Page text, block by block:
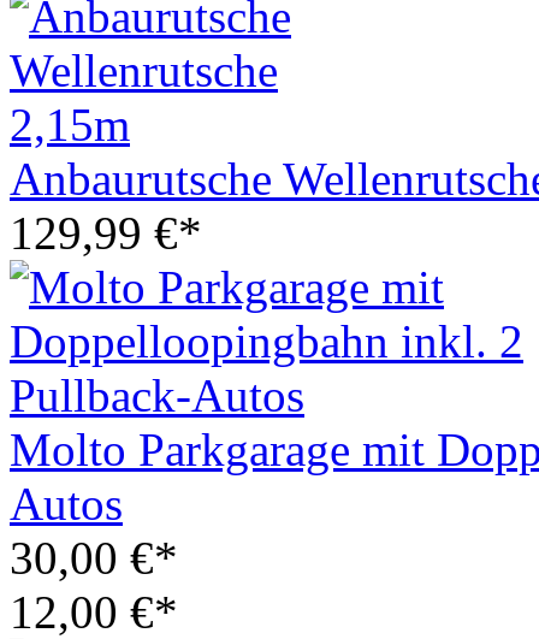
Anbaurutsche
129,99 €*
Molto Parkgarage mit
Autos
30,00 €*
12,00 €*